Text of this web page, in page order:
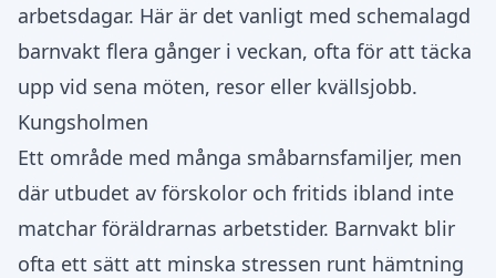
arbetsdagar. Här är det vanligt med schemalagd
barnvakt flera gånger i veckan, ofta för att täcka
upp vid sena möten, resor eller kvällsjobb.
Kungsholmen
Ett område med många småbarnsfamiljer, men
där utbudet av förskolor och fritids ibland inte
matchar föräldrarnas arbetstider. Barnvakt blir
ofta ett sätt att minska stressen runt hämtning